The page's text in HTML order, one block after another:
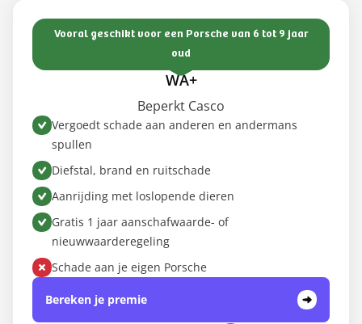
Vooral geschikt voor een Porsche van 6 tot 9 jaar
oud
WA+
Beperkt Casco
Vergoedt schade aan anderen en andermans
spullen
Diefstal, brand en ruitschade
Aanrijding met loslopende dieren
Gratis 1 jaar aanschafwaarde- of
nieuwwaarderegeling
Schade aan je eigen Porsche
Bereken je premie